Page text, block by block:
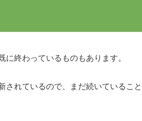
終わっているものもあります。
されているので、まだ続いているこ